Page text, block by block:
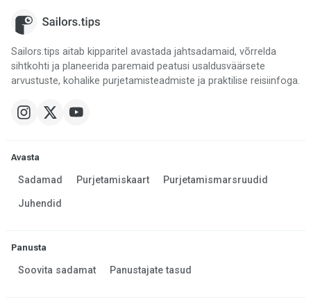
Sailors.tips aitab kipparitel avastada jahtsadamaid, võrrelda
sihtkohti ja planeerida paremaid peatusi usaldusväärsete
arvustuste, kohalike purjetamisteadmiste ja praktilise reisiinfoga.
Avasta
Sadamad Purjetamiskaart Purjetamismarsruudid
Juhendid
Panusta
Soovita sadamat Panustajate tasud